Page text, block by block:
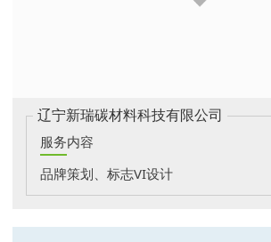
辽宁新瑞碳材料科技有限公司
服务内容
品牌策划、标志VI设计